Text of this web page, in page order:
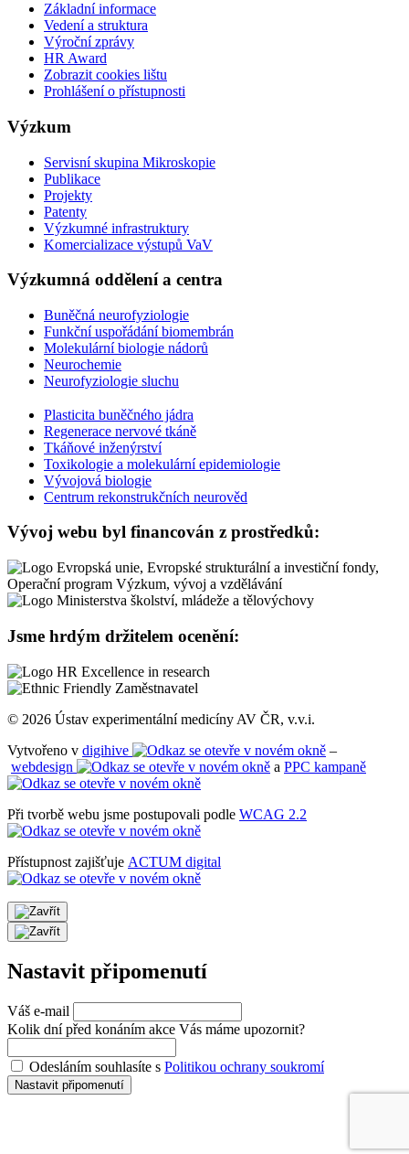
Základní informace
Vedení a struktura
Výroční zprávy
HR Award
Zobrazit cookies lištu
Prohlášení o přístupnosti
Výzkum
Servisní skupina Mikroskopie
Publikace
Projekty
Patenty
Výzkumné infrastruktury
Komercializace výstupů VaV
Výzkumná oddělení a centra
Buněčná neurofyziologie
Funkční uspořádání biomembrán
Molekulární biologie nádorů
Neurochemie
Neurofyziologie sluchu
Plasticita buněčného jádra
Regenerace nervové tkáně
Tkáňové inženýrství
Toxikologie a molekulární epidemiologie
Vývojová biologie
Centrum rekonstrukčních neurověd
Vývoj webu byl financován z prostředků:
Jsme hrdým držitelem ocenění:
© 2026 Ústav experimentální medicíny AV ČR, v.v.i.
Vytvořeno v digihive
–
webdesign
a PPC kampaně
Při tvorbě webu jsme postupovali podle WCAG 2.2
Přístupnost zajišťuje ACTUM digital
Nastavit připomenutí
Váš e-mail
Kolik dní před konáním akce Vás máme upozornit?
Odesláním souhlasíte s Politikou ochrany soukromí
Nastavit připomenutí